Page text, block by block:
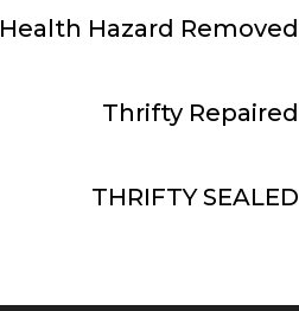
Health Hazard Removed
Thrifty Repaired
THRIFTY SEALED